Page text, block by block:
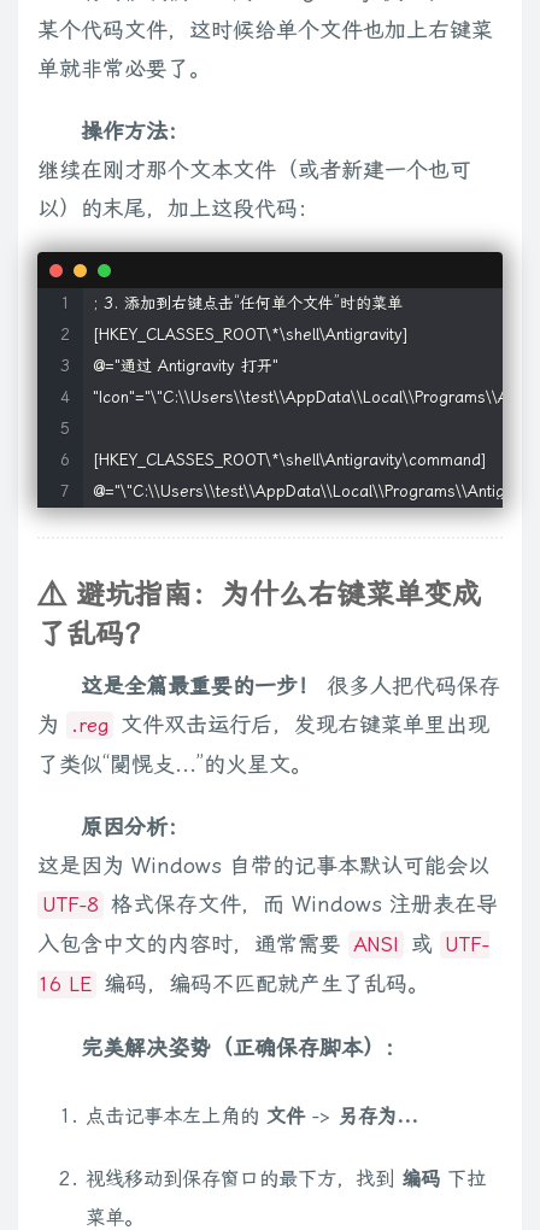
某个代码文件，这时候给单个文件也加上右键菜
单就非常必要了。
操作方法：
继续在刚才那个文本文件（或者新建一个也可
以）的末尾，加上这段代码：
; 3. 添加到右键点击“任何单个文件”时的菜单
[HKEY_CLASSES_ROOT\*\shell\Antigravity]
@="通过 Antigravity 打开"
[HKEY_CLASSES_ROOT\*\shell\Antigravity\command]
⚠️ 避坑指南：为什么右键菜单变成
了乱码？
这是全篇最重要的一步！
很多人把代码保存
为
.reg
文件双击运行后，发现右键菜单里出现
了类似“閿愰攴...”的火星文。
原因分析：
这是因为 Windows 自带的记事本默认可能会以
UTF-8 格式保存文件，而 Windows 注册表在导
入包含中文的内容时，通常需要 ANSI 或 UTF-
16 LE 编码，编码不匹配就产生了乱码。
完美解决姿势（正确保存脚本）：
点击记事本左上角的 文件-> 另存为...
视线移动到保存窗口的最下方，找到 编码 下拉
菜单。